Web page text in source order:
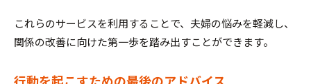
これらのサービスを利用することで、夫婦の悩みを軽減し、
関係の改善に向けた第一歩を踏み出すことができます。
行動を起こすための最後のアドバイス